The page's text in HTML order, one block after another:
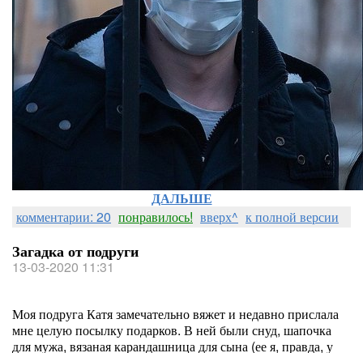
ДАЛЬШЕ
комментарии: 20 понравилось! вверх^ к полной версии
Загадка от подруги
13-03-2020 11:31
Моя подруга Катя замечательно вяжет и недавно прислала
мне целую посылку подарков. В ней были снуд, шапочка
для мужа, вязаная карандашница для сына (ее я, правда, у